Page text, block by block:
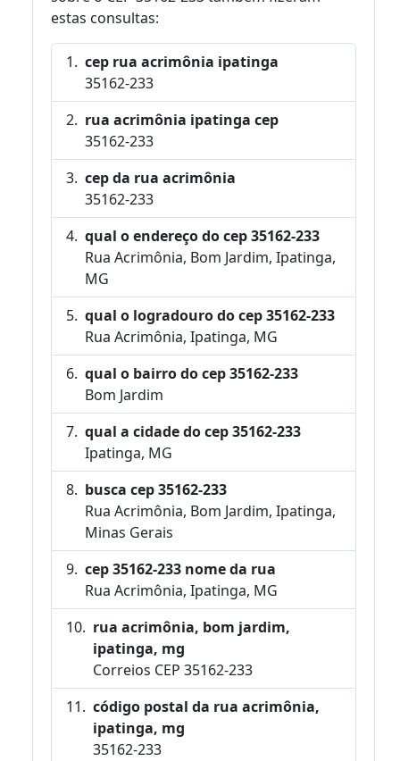
estas consultas:
cep rua acrimônia ipatinga
35162-233
rua acrimônia ipatinga cep
35162-233
cep da rua acrimônia
35162-233
qual o endereço do cep 35162-233
Rua Acrimônia, Bom Jardim, Ipatinga,
MG
qual o logradouro do cep 35162-233
Rua Acrimônia, Ipatinga, MG
qual o bairro do cep 35162-233
Bom Jardim
qual a cidade do cep 35162-233
Ipatinga, MG
busca cep 35162-233
Rua Acrimônia, Bom Jardim, Ipatinga,
Minas Gerais
cep 35162-233 nome da rua
Rua Acrimônia, Ipatinga, MG
rua acrimônia, bom jardim,
ipatinga, mg
Correios CEP 35162-233
código postal da rua acrimônia,
ipatinga, mg
35162-233